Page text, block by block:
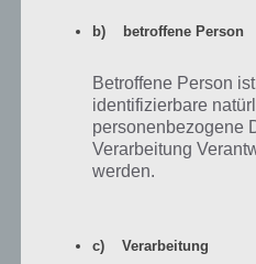
Booster bekommt ihr
b) betroffene Person
Betroffene Person
identifizierbare
personenbezogene
Verarbeitung
werden.
c) Verarbeitung